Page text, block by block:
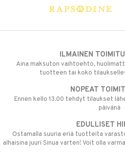
ILMAINEN
Aina maksuton vaihtoehto,
tuotteen tai koko
NOPEAT
Ennen kello 13.00 tehdyt tilaukset
päivänä
EDULLISET
Ostamalla suuria eriä tuotteita
alhaisina juuri Sinua varten! Voit olla